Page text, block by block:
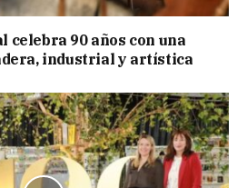
celebra 90 años con una
industrial y artística